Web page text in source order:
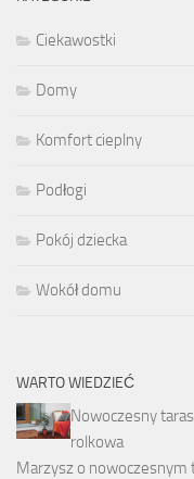
Ciekawostki
Domy
Komfort cieplny
Podłogi
Pokój dziecka
Wokół domu
WARTO WIEDZIEĆ
Nowoczesny
rolkowa
Marzysz o nowoczesnym